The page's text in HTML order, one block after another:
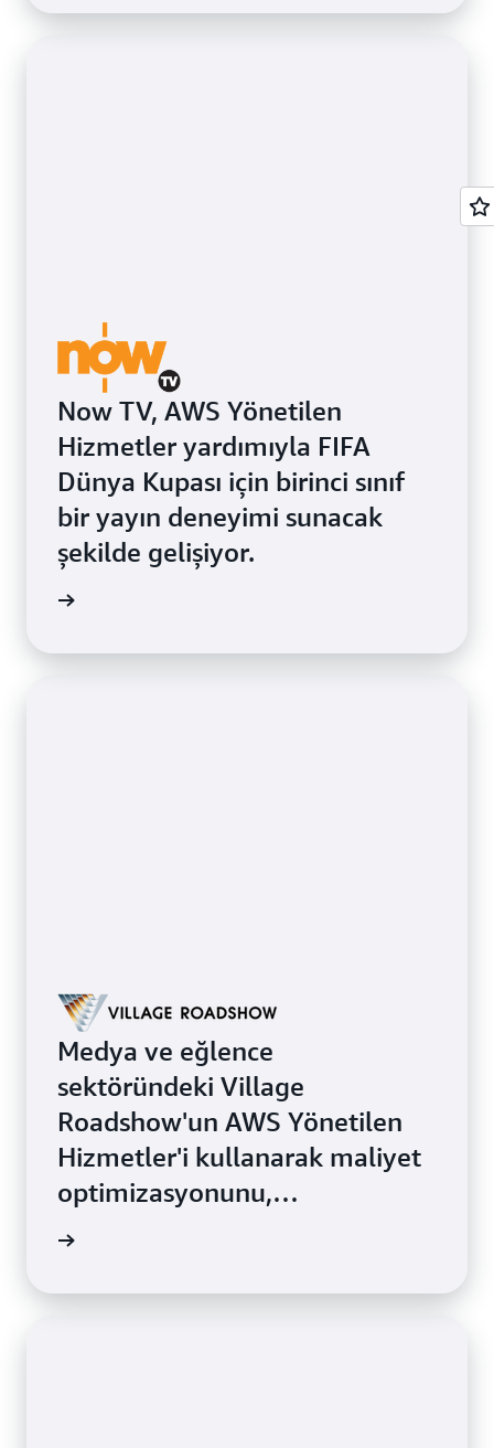
Now TV, AWS Yönetilen
Hizmetler yardımıyla FIFA
Dünya Kupası için birinci sınıf
bir yayın deneyimi sunacak
şekilde gelişiyor.
Medya ve eğlence
sektöründeki Village
Roadshow'un AWS Yönetilen
Hizmetler'i kullanarak maliyet
optimizasyonunu,
uyumluluğunu ve uygulama
düzeye çıkardığını öğrenin.